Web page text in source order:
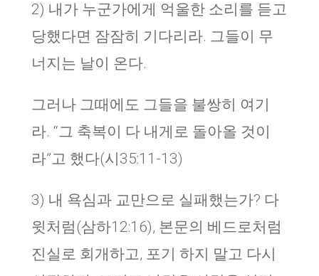
2) 내가 누군가에게 억울한 소리를 듣고
당했다면 잠잠히 기다리라. 그들이 무
너지는 날이 온다.
그러나 그때에도 그들을 불쌍히 여기
라. “그 축복이 다 내게로 돌아올 것이
라”고 했다(시35:11-13)
3) 내 욕심과 교만으로 실패했는가? 다
윗처럼(삼하12:16), 본문의 베드로처럼
진실로 회개하고, 포기 하지 말고 다시